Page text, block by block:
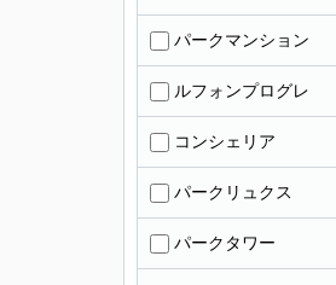
パークマンション
ルフォンプログレ
コンシェリア
パークリュクス
パークタワー